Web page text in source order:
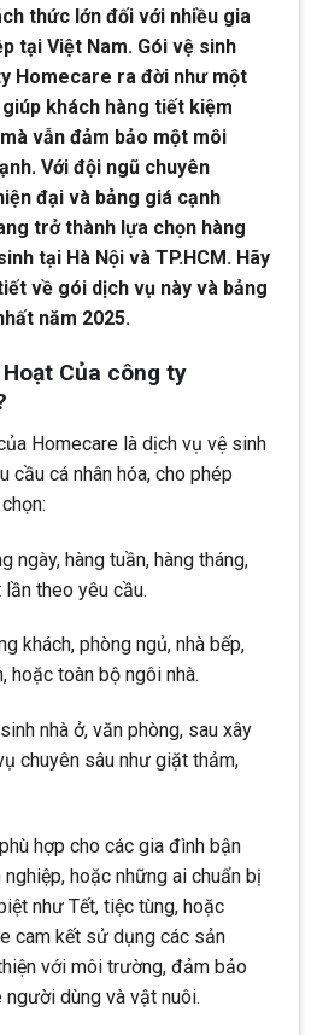
thức lớn đối với nhiều gia
tại Việt Nam. Gói vệ sinh
Homecare ra đời như một
khách hàng tiết kiệm
vẫn đảm bảo một môi
Với đội ngũ chuyên
đại và bảng giá cạnh
trở thành lựa chọn hàng
tại Hà Nội và TP.HCM. Hãy
về gói dịch vụ này và bảng
năm 2025.
Của công ty
Homecare là dịch vụ vệ sinh
cầu cá nhân hóa, cho phép
ngày, hàng tuần, hàng tháng,
theo yêu cầu.
khách, phòng ngủ, nhà bếp,
hoặc toàn bộ ngôi nhà.
nhà ở, văn phòng, sau xây
chuyên sâu như giặt thảm,
hợp cho các gia đình bận
hoặc những ai chuẩn bị
như Tết, tiệc tùng, hoặc
cam kết sử dụng các sản
với môi trường, đảm bảo
dùng và vật nuôi.